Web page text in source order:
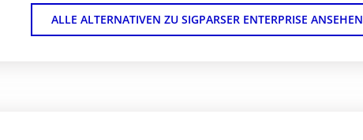
ALLE ALTERNATIVEN ZU SIGPARSER ENTERPRISE ANSEHEN